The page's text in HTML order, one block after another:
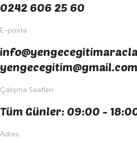
0242 606 25 60
E-posta
yengecegitim@gmail.com
Çalışma Saatleri
Tüm Günler: 09:00 -
Adres